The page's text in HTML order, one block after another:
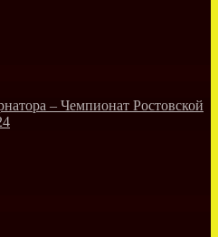
– Чемпионат Ростовской